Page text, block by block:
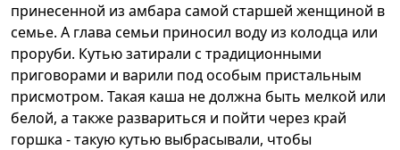
принесенной из амбара самой старшей женщиной в
семье. А глава семьи приносил воду из колодца или
проруби. Кутью затирали с традиционными
приговорами и варили под особым пристальным
присмотром. Такая каша не должна быть мелкой или
белой, а также развариться и пойти через край
горшка - такую кутью выбрасывали, чтобы